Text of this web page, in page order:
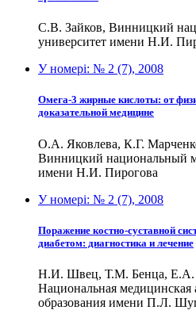
С.В. Зайков, Винницкий
университет имени Н.И.
У номері: № 2 (7), 2008
Омега-3 жирные кислоты: от
доказательной медицине
О.А. Яковлева, К.Г.
Винницкий национальный
имени Н.И. Пирогова
У номері: № 2 (7), 2008
Поражение костно-суставной
диабетом: диагностика и лечение
Н.И. Швец, Т.М. Бенца, Е.А.
Национальная медицинская
образования имени П.Л.